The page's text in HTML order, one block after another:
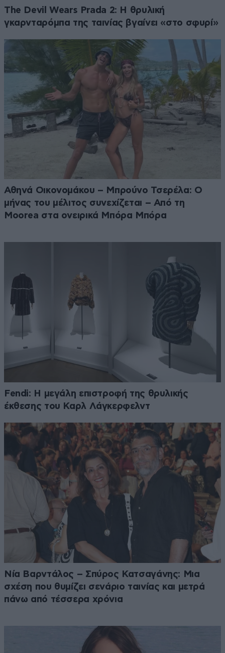
The Devil Wears Prada 2: Η θρυλική
γκαρνταρόμπα της ταινίας βγαίνει «στο σφυρί»
Αθηνά Οικονομάκου – Μπρούνο Τσερέλα: Ο
μήνας του μέλιτος συνεχίζεται – Από τη
Moorea στα ονειρικά Μπόρα Μπόρα
Fendi: Η μεγάλη επιστροφή της θρυλικής
έκθεσης του Καρλ Λάγκερφελντ
Νία Βαρντάλος – Σπύρος Κατσαγάνης: Μια
σχέση που θυμίζει σενάριο ταινίας και μετρά
πάνω από τέσσερα χρόνια